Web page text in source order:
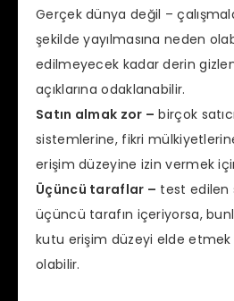
Gerçek dünya değil –
şekilde yayılmasına neden
edilmeyecek kadar derin
açıklarına odaklanabilir.
Satın almak zor – birçok
sistemlerine, fikri
erişim düzeyine izin vermek
Üçüncü taraflar – test edilen
üçüncü tarafın içeriyorsa,
kutu erişim düzeyi elde
olabilir.